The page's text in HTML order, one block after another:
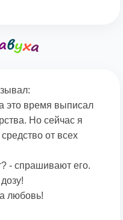
это время выписал
Но сейчас я
от всех
- спрашивают его.
любовь!